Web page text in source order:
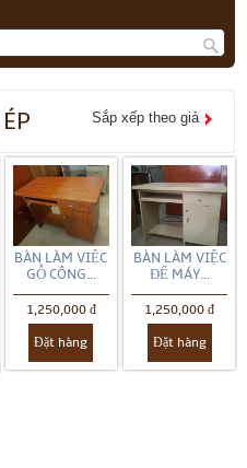
Sắp xếp theo giá
BÀN LÀM VIỆC
GỖ CÔNG...
1,250,000 đ
Đặt hàng
BÀN LÀM VIỆC
ĐỂ MÁY...
1,250,000 đ
Đặt hàng